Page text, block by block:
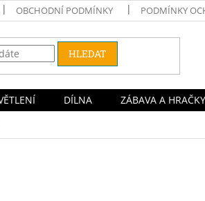
OBCHODNÍ PODMÍNKY PODMÍNKY
HLEDAT
DÍLNA ZÁBAVA A HRAČKY